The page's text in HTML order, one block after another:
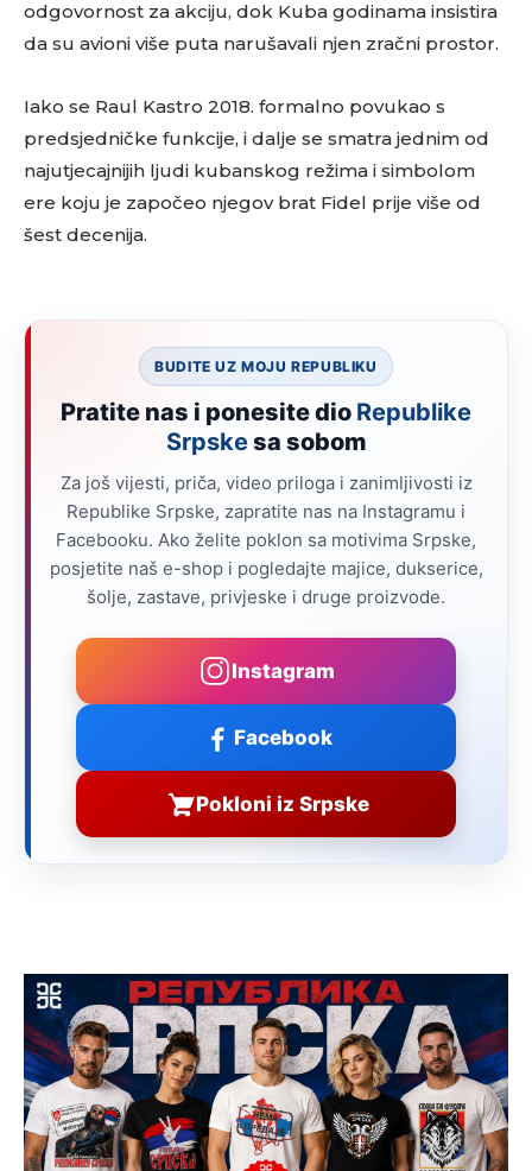
odgovornost za akciju, dok Kuba godinama insistira
da su avioni više puta narušavali njen zračni prostor.
Iako se Raul Kastro 2018. formalno povukao s
predsjedničke funkcije, i dalje se smatra jednim od
najutjecajnijih ljudi kubanskog režima i simbolom
ere koju je započeo njegov brat Fidel prije više od
šest decenija.
BUDITE UZ MOJU REPUBLIKU
Pratite nas i ponesite dio Republike
Srpskesa sobom
Za još vijesti, priča, video priloga i zanimljivosti iz
Republike Srpske, zapratite nas na Instagramu i
Facebooku. Ako želite poklon sa motivima Srpske,
posjetite naš e-shop i pogledajte majice, dukserice,
šolje, zastave, privjeske i druge proizvode.
Instagram
Facebook
Pokloni iz Srpske